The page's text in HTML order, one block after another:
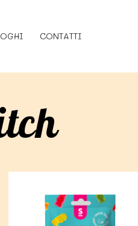
CONTATTI